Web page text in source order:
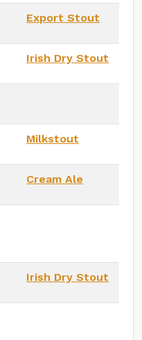
Export Stout
Irish Dry Stout
Milkstout
Cream Ale
Irish Dry Stout